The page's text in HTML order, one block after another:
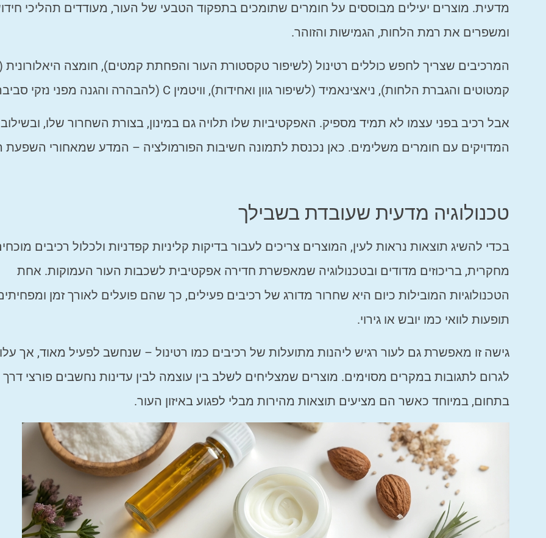
מדעית. מוצרים יעילים מבוססים על חומרים שתומכים בתפקוד הטבעי של העור, מעודדים תהליכי
ומשפרים את רמת הלחות, הגמישות והזוהר.
המרכיבים שצריך לחפש כוללים רטינול (לשיפור טקסטורת העור והפחתת קמטים), חומצה היאלורונית
קמטוטים והגברת הלחות), ניאצינאמיד (לשיפור גוון ואחידות), וויטמין C (להבהרה והגנה מפני נזקי סביבה).
אבל רכיב בפני עצמו לא תמיד מספיק. האפקטיביות שלו תלויה גם במינון, בצורת השחרור שלו,
המדויקים עם חומרים משלימים. כאן נכנסת לתמונה חשיבות הפורמולציה – המדע שמאחורי השפעת
טכנולוגיה מדעית שעובדת בשבילך
בכדי להשיג תוצאות נראות לעין, המוצרים צריכים לעבור בדיקות קליניות קפדניות ולכלול רכיבים
מחקרית, בריכוזים מדודים ובטכנולוגיה שמאפשרת חדירה אפקטיבית לשכבות העור העמוקות. אחת
הטכנולוגיות המובילות כיום היא שחרור מדורג של רכיבים פעילים, כך שהם פועלים לאורך זמן
תופעות לוואי כמו יובש או גירוי.
גישה זו מאפשרת גם לעור רגיש ליהנות מתועלות של רכיבים כמו רטינול – שנחשב לפעיל מאוד, אך
לגרום לתגובות במקרים מסוימים. מוצרים שמצליחים לשלב בין עוצמה לבין עדינות נחשבים פורצי דרך
בתחום, במיוחד כאשר הם מציעים תוצאות מהירות מבלי לפגוע באיזון העור.